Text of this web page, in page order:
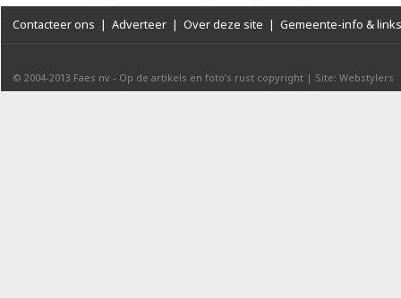
Contacteer ons | Adverteer | Over deze site | Gemeente-info & links
© 2004-2013 Faes nv - Op de artikels en foto’s rust copyright | Site: Webstylers